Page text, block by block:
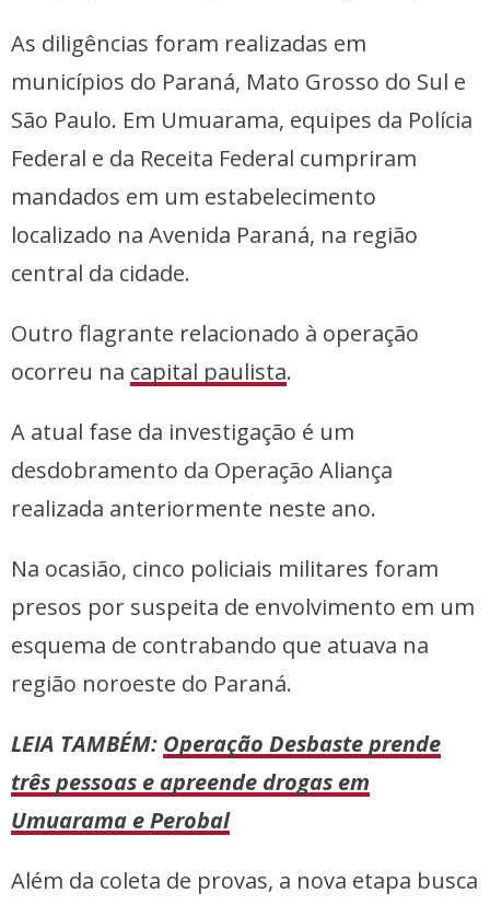
As diligências foram realizadas em
municípios do Paraná, Mato Grosso do Sul e
São Paulo. Em Umuarama, equipes da Polícia
Federal e da Receita Federal cumpriram
mandados em um estabelecimento
localizado na Avenida Paraná, na região
central da cidade.
Outro flagrante relacionado à operação
ocorreu na capital paulista.
A atual fase da investigação é um
desdobramento da Operação Aliança
realizada anteriormente neste ano.
Na ocasião, cinco policiais militares foram
presos por suspeita de envolvimento em um
esquema de contrabando que atuava na
região noroeste do Paraná.
LEIA TAMBÉM: Operação Desbaste prende
três pessoas e apreende drogas em
Umuarama e Perobal
Além da coleta de provas, a nova etapa busca